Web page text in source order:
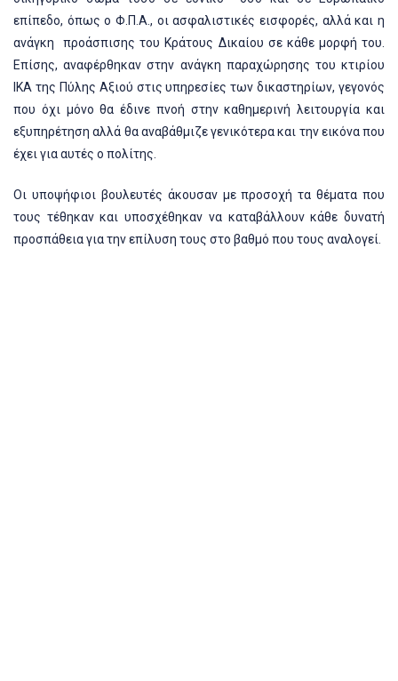
επίπεδο, όπως ο Φ.Π.Α., οι ασφαλιστικές εισφορές, αλλά και η
ανάγκη
προάσπισης του Κράτους Δικαίου σε κάθε μορφή του.
Επίσης, αναφέρθηκαν στην ανάγκη παραχώρησης του κτιρίου
ΙΚΑ της Πύλης Αξιού στις υπηρεσίες των δικαστηρίων, γεγονός
που όχι μόνο θα έδινε πνοή στην καθημερινή λειτουργία και
εξυπηρέτηση αλλά θα αναβάθμιζε γενικότερα και την εικόνα που
έχει για αυτές ο πολίτης.
Οι υποψήφιοι βουλευτές άκουσαν με προσοχή τα θέματα που
τους τέθηκαν και υποσχέθηκαν να καταβάλλουν κάθε δυνατή
προσπάθεια για την επίλυση τους στο βαθμό που τους αναλογεί.